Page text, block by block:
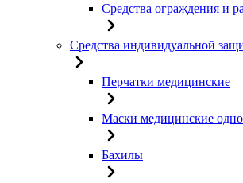
Средства ограждения и
Средства индивидуальной
Перчатки медицинские
Маски медицинские
Бахилы